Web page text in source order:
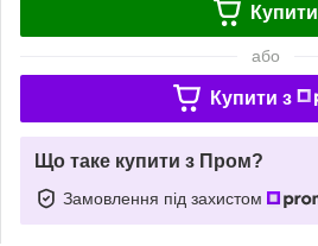
Купити
або
Купити з
Що таке купити з Пром?
Замовлення під захистом